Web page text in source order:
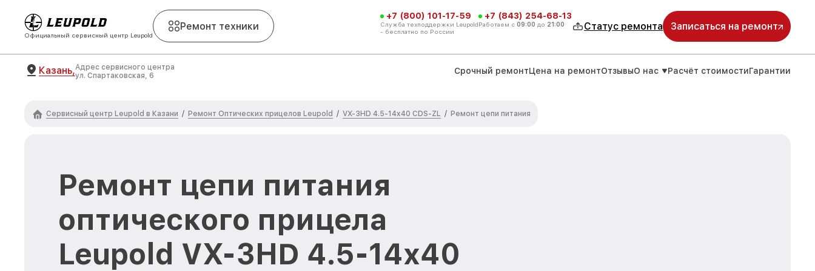
Официальный сервисный центр Leupold
Ремонт техники
+7 (800) 101-17-59
Служба техподдержки Leupold
- бесплатно по России
+7 (843) 254-68-13
Работаем с 09:00 до 21:00 Статус ремонта Записаться на ремонт
Казань,Адрес сервисного центра
ул. Спартаковская, 6
Срочный ремонтЦена на ремонтОтзывыО нас Расчёт стоимостиГарантии
Сервисный центр Leupold в Казани / Ремонт Оптических прицелов Leupold / VX-3HD 4.5-14x40 CDS-ZL / Ремонт цепи питания
Ремонт цепи питания
оптического прицела
Leupold VX-3HD 4.5-14x40